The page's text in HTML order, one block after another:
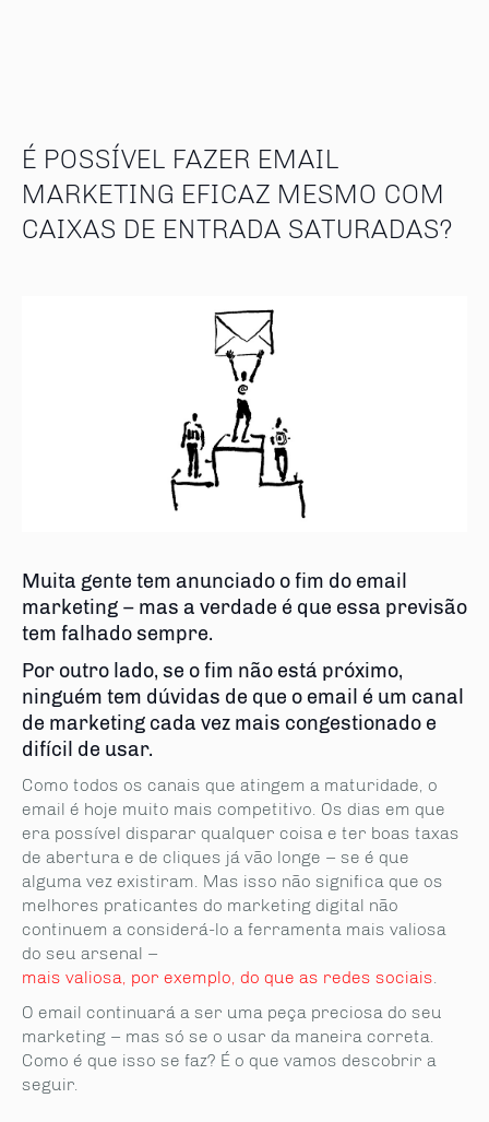
É POSSÍVEL FAZER EMAIL
MARKETING EFICAZ MESMO COM
CAIXAS DE ENTRADA SATURADAS?
Muita gente tem anunciado o fim do email
marketing – mas a verdade é que essa previsão
tem falhado sempre.
Por outro lado, se o fim não está próximo,
ninguém tem dúvidas de que o email é um canal
de marketing cada vez mais congestionado e
difícil de usar.
Como todos os canais que atingem a maturidade, o
email é hoje muito mais competitivo. Os dias em que
era possível disparar qualquer coisa e ter boas taxas
de abertura e de cliques já vão longe – se é que
alguma vez existiram. Mas isso não significa que os
melhores praticantes do marketing digital não
continuem a considerá-lo a ferramenta mais valiosa
do seu arsenal –
mais valiosa, por exemplo, do que as redes sociais.
O email continuará a ser uma peça preciosa do seu
marketing – mas só se o usar da maneira correta.
Como é que isso se faz? É o que vamos descobrir a
seguir.